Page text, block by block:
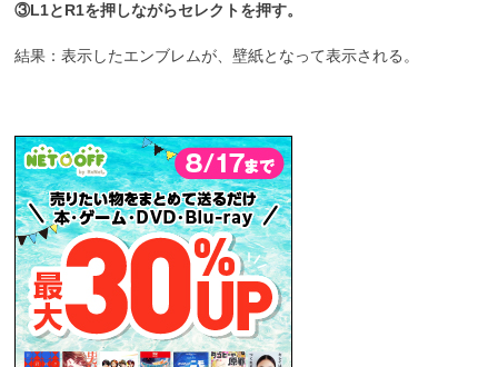
③L1とR1を押しながらセレクトを押す。
結果：表示したエンブレムが、壁紙となって表示される。